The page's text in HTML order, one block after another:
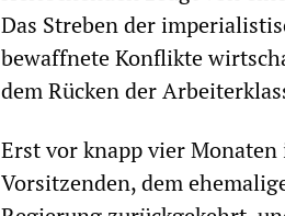
Das Streben der
bewaffnete Konflikte
dem Rücken der
Erst vor knapp vier
Vorsitzenden, dem